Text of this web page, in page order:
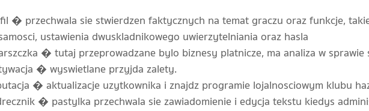
� przechwala sie stwierdzen faktycznych na temat graczu oraz funkcje,
ustawienia dwuskladnikowego uwierzytelniania oraz hasla
� tutaj przeprowadzane bylo biznesy platnicze, ma analiza w
� wyswietlane przyjda zalety.
� aktualizacje uzytkownika i znajdz programie lojalnosciowym klubu
� pastylka przechwala sie zawiadomienie i edycja tekstu kiedys